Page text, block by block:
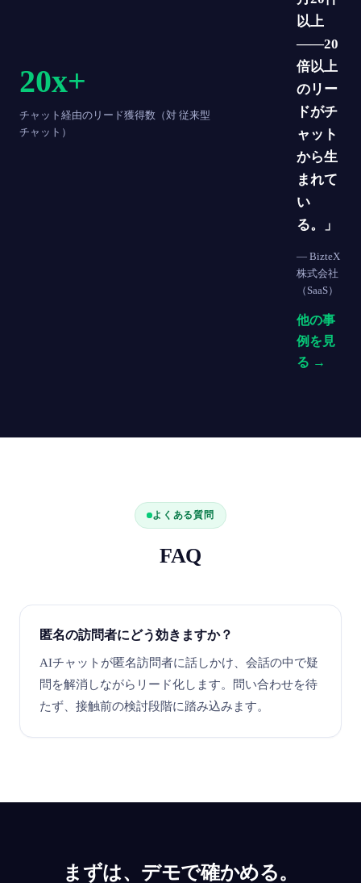
20x+
チャット経由のリード獲得数（対 従来型
チャット）
以上
——20
倍以上
のリー
ドがチ
ャット
から生
まれて
い
る。」
— BizteX
株式会社
（SaaS）
他の事
例を見
る →
よくある質問
FAQ
匿名の訪問者にどう効きますか？
AIチャットが匿名訪問者に話しかけ、会話の中で疑
問を解消しながらリード化します。問い合わせを待
たず、接触前の検討段階に踏み込みます。
まずは、デモで確かめる。